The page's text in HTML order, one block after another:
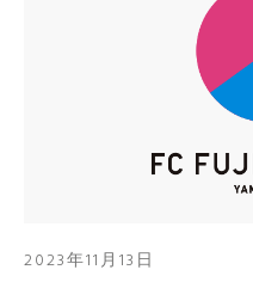
2023年11月13日